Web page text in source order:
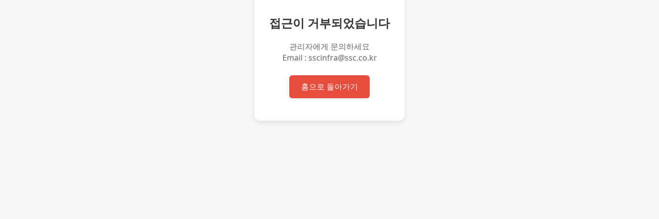
접근이 거부되었습니다
관리자에게 문의하세요
Email : sscinfra@ssc.co.kr
홈으로 돌아가기